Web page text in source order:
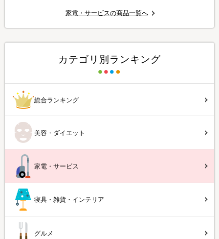
家電・サービスの商品一覧へ
カテゴリ別ランキング
総合ランキング
美容・ダイエット
家電・サービス
寝具・雑貨・インテリア
グルメ